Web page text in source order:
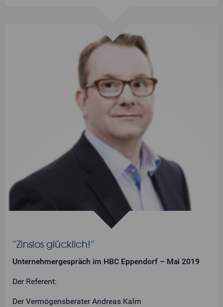
''Zinslos glücklich!''
Unternehmergespräch im HBC Eppendorf – Mai 2019
Der Referent:
Der Vermögensberater Andreas Kalm